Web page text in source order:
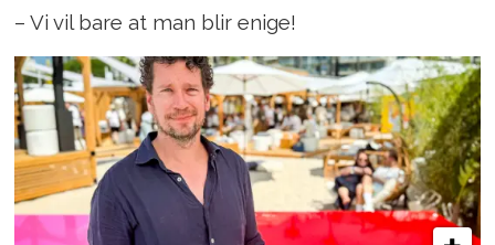
– Vi vil bare at man blir enige!